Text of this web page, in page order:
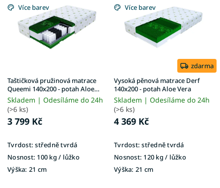
k
p
i
u
k
t
ů
Více barev
Taštičková pružinová matrace
Queemi 140x200 - potah Aloe
Vera
Skladem | Odesíláme do 24h
(>6 ks)
3 799 Kč
Tvrdost: středně tvrdá
Nosnost: 100 kg ​​​​​/ lůžko
Výška: 21 cm
Více barev
zdarma
Vysoká pěnová matrace Derf
140x200 - potah Aloe Vera
Skladem | Odesíláme do 24h
(>6 ks)
4 369 Kč
Tvrdost: středně tvrdá
Nosnost: 120 kg ​​​​​/ lůžko
Výška: 21 cm